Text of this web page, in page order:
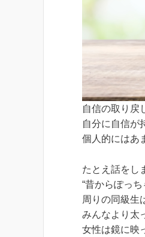
自信の取り戻
自分に自信が
個人的にはあ
たとえ話をし
“昔からぽっ
周りの同級生
みんなより太
女性は鏡に映